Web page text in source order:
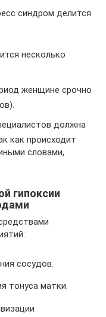
синдром делится
несколько
женщине срочно
должна
как происходит
словами,
гипоксии
сосудов.
тонуса матки.